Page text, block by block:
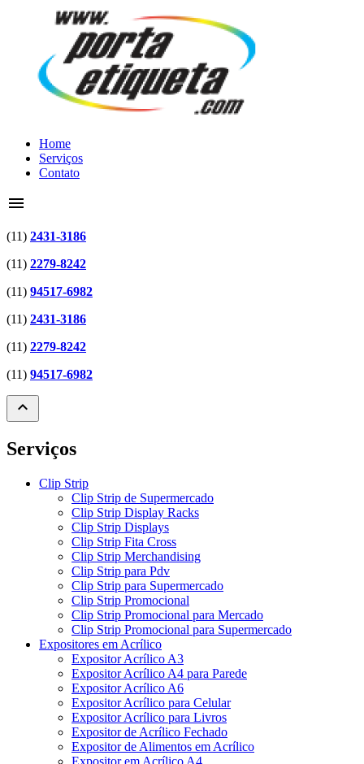
Home
Serviços
Contato
menu
(11) 2431-3186
(11) 2279-8242
(11) 94517-6982
(11) 2431-3186
(11) 2279-8242
(11) 94517-6982
expand_less
Serviços
Clip Strip
Clip Strip de Supermercado
Clip Strip Display Racks
Clip Strip Displays
Clip Strip Fita Cross
Clip Strip Merchandising
Clip Strip para Pdv
Clip Strip para Supermercado
Clip Strip Promocional
Clip Strip Promocional para Mercado
Clip Strip Promocional para Supermercado
Expositores em Acrílico
Expositor Acrílico A3
Expositor Acrílico A4 para Parede
Expositor Acrílico A6
Expositor Acrílico para Celular
Expositor Acrílico para Livros
Expositor de Acrílico Fechado
Expositor de Alimentos em Acrílico
Expositor em Acrílico A4